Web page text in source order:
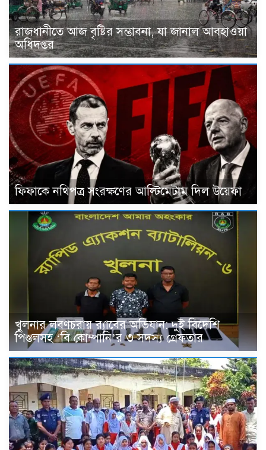
রাজধানীতে আজ বৃষ্টির সম্ভাবনা, যা জানাল আবহাওয়া
অধিদপ্তর
ফিফাকে নথিপত্র সংরক্ষণের আল্টিমেটাম দিল উয়েফা
খুলনার লবণচরায় র‍্যাবের অভিযান: দুই বিদেশি
পিস্তলসহ ‘বি কোম্পানি’র ৩ সদস্য গ্রেফতার